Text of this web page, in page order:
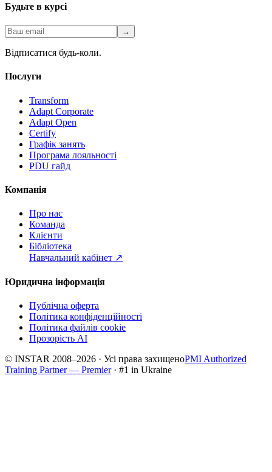
Будьте в курсі
→
Відписатися будь-коли.
Послуги
Transform
Adapt Corporate
Adapt Open
Certify
Графік занять
Програма лояльності
PDU гайд
Компанія
Про нас
Команда
Клієнти
Бібліотека
Навчальний кабінет ↗
Юридична інформація
Публічна оферта
Політика конфіденційності
Політика файлів cookie
Прозорість AI
© INSTAR 2008–2026 · Усі права захищеноPMI Authorized
Training Partner — Premier· #1 in Ukraine